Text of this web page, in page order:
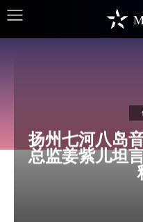
扬州七河八岛
总监姜紫儿坦